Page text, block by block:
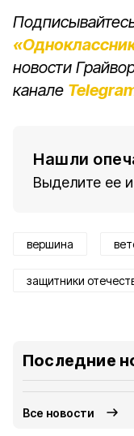
новости
канале
Нашли
Выделите ее
вершина
защитники
Последние
Все новости